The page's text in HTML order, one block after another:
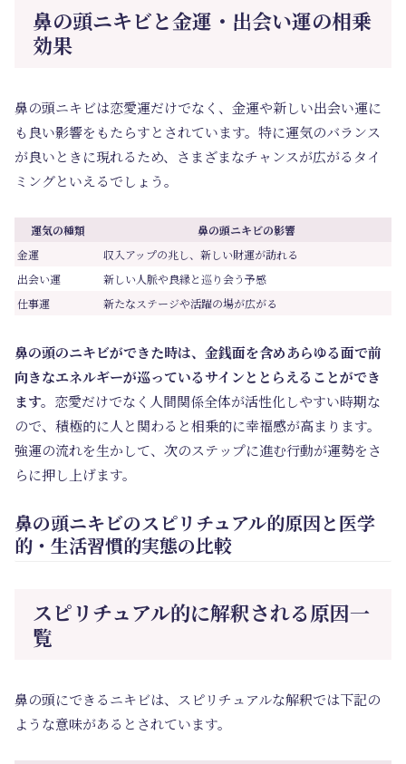
鼻の頭ニキビと金運・出会い運の相乗
効果
鼻の頭ニキビは恋愛運だけでなく、金運や新しい出会い運に
も良い影響をもたらすとされています。特に運気のバランス
が良いときに現れるため、さまざまなチャンスが広がるタイ
ミングといえるでしょう。
運気の種類
鼻の頭ニキビの影響
金運
収入アップの兆し、新しい財運が訪れる
出会い運
新しい人脈や良縁と巡り会う予感
仕事運
新たなステージや活躍の場が広がる
鼻の頭のニキビができた時は、金銭面を含めあらゆる面で前
向きなエネルギーが巡っているサインととらえることができ
ます。 恋愛だけでなく人間関係全体が活性化しやすい時期な
ので、積極的に人と関わると相乗的に幸福感が高まります。
強運の流れを生かして、次のステップに進む行動が運勢をさ
らに押し上げます。
鼻の頭ニキビのスピリチュアル的原因と医学
的・生活習慣的実態の比較
スピリチュアル的に解釈される原因一
覧
鼻の頭にできるニキビは、スピリチュアルな解釈では下記の
ような意味があるとされています。